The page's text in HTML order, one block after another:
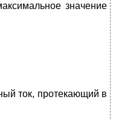
значение
ток, протекающий в